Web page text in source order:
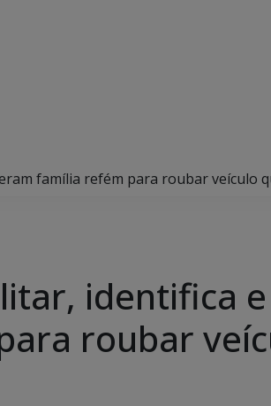
família refém para roubar veículo
identifica
roubar